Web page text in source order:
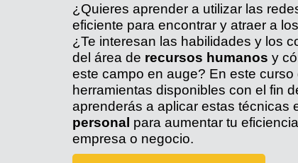
¿Quieres aprender a utilizar las
eficiente para encontrar y atraer a
¿Te interesan las habilidades y los
del área de recursos humanos y
este campo en auge? En este
herramientas disponibles con el fin
aprenderás a aplicar estas técnicas
personal para aumentar tu
empresa o negocio.